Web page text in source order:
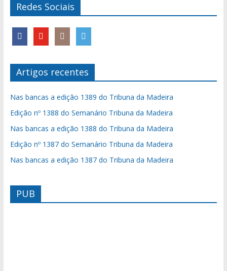
Redes Sociais
Artigos recentes
Nas bancas a edição 1389 do Tribuna da Madeira
Edição nº 1388 do Semanário Tribuna da Madeira
Nas bancas a edição 1388 do Tribuna da Madeira
Edição nº 1387 do Semanário Tribuna da Madeira
Nas bancas a edição 1387 do Tribuna da Madeira
PUB